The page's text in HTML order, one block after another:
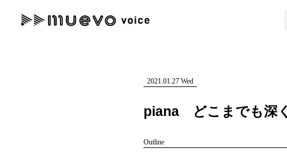
"読者の声を形にする”音楽特化メディア
2021.01.27 Wed
piana どこまでも深
Outline